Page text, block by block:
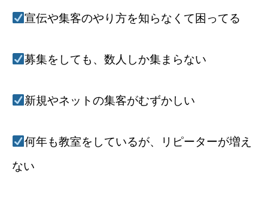
宣伝や集客のやり方を知らなくて困ってる
募集をしても、数人しか集まらない
新規やネットの集客がむずかしい
何年も教室をしているが、リピーターが増え
ない